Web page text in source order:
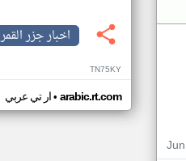
اخبار جزر القمر
TN75KY
ار تي عربي• arabic.rt.com